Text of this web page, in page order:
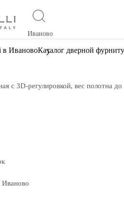
Иваново
в ИвановоКаталог дверной
с 3D-регулировкой, вес полотна до
Иваново